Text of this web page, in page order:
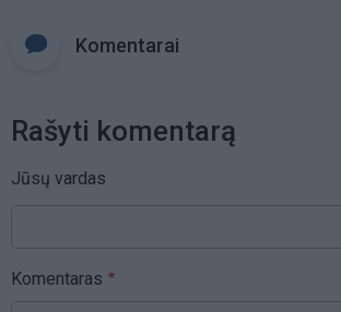
Komentarai
Rašyti komentarą
Jūsų vardas
Komentaras